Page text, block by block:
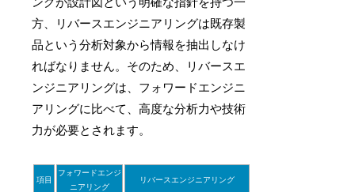
方、リバースエンジニアリングは既存製
品という分析対象から情報を抽出しなけ
ればなりません。そのため、リバースエ
ンジニアリングは、フォワードエンジニ
アリングに比べて、高度な分析力や技術
力が必要とされます。
項目
フォワードエンジ
ニアリング
リバースエンジニアリング